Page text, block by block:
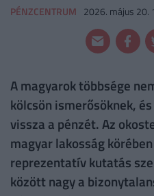
PÉNZCENTRUM 2026. május 20.
A magyarok többsége
kölcsön ismerősöknek,
vissza a pénzét. Az
magyar lakosság
reprezentatív kutatás
között nagy a